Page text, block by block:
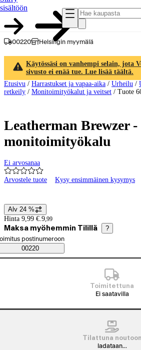
sisältöön
00220 Helsingin myymälä
Käytössäsi on vanhempi selain, jota
sivusto ei enää tue. Lue lisää täältä.
Etusivu / Harrastukset ja vapaa-aika / Urheilu /
retkeily / Monitoimityökalut ja veitset / Tuote
Leatherman Brewzer -
monitoimityökalu
Ei arvosanaa
Arvostele tuote Kysy ensimmäinen kysymys
Hintatiedot
Alv 24 %
Hinta 9,99 €. 9,99
Maksa myöhemmin Tilillä ?
Saatavuustiedot
tilaustapa
postinumeroon
00220
Toimitettuna
Ei saatavilla
Tilattuna noutoon
ladataan...